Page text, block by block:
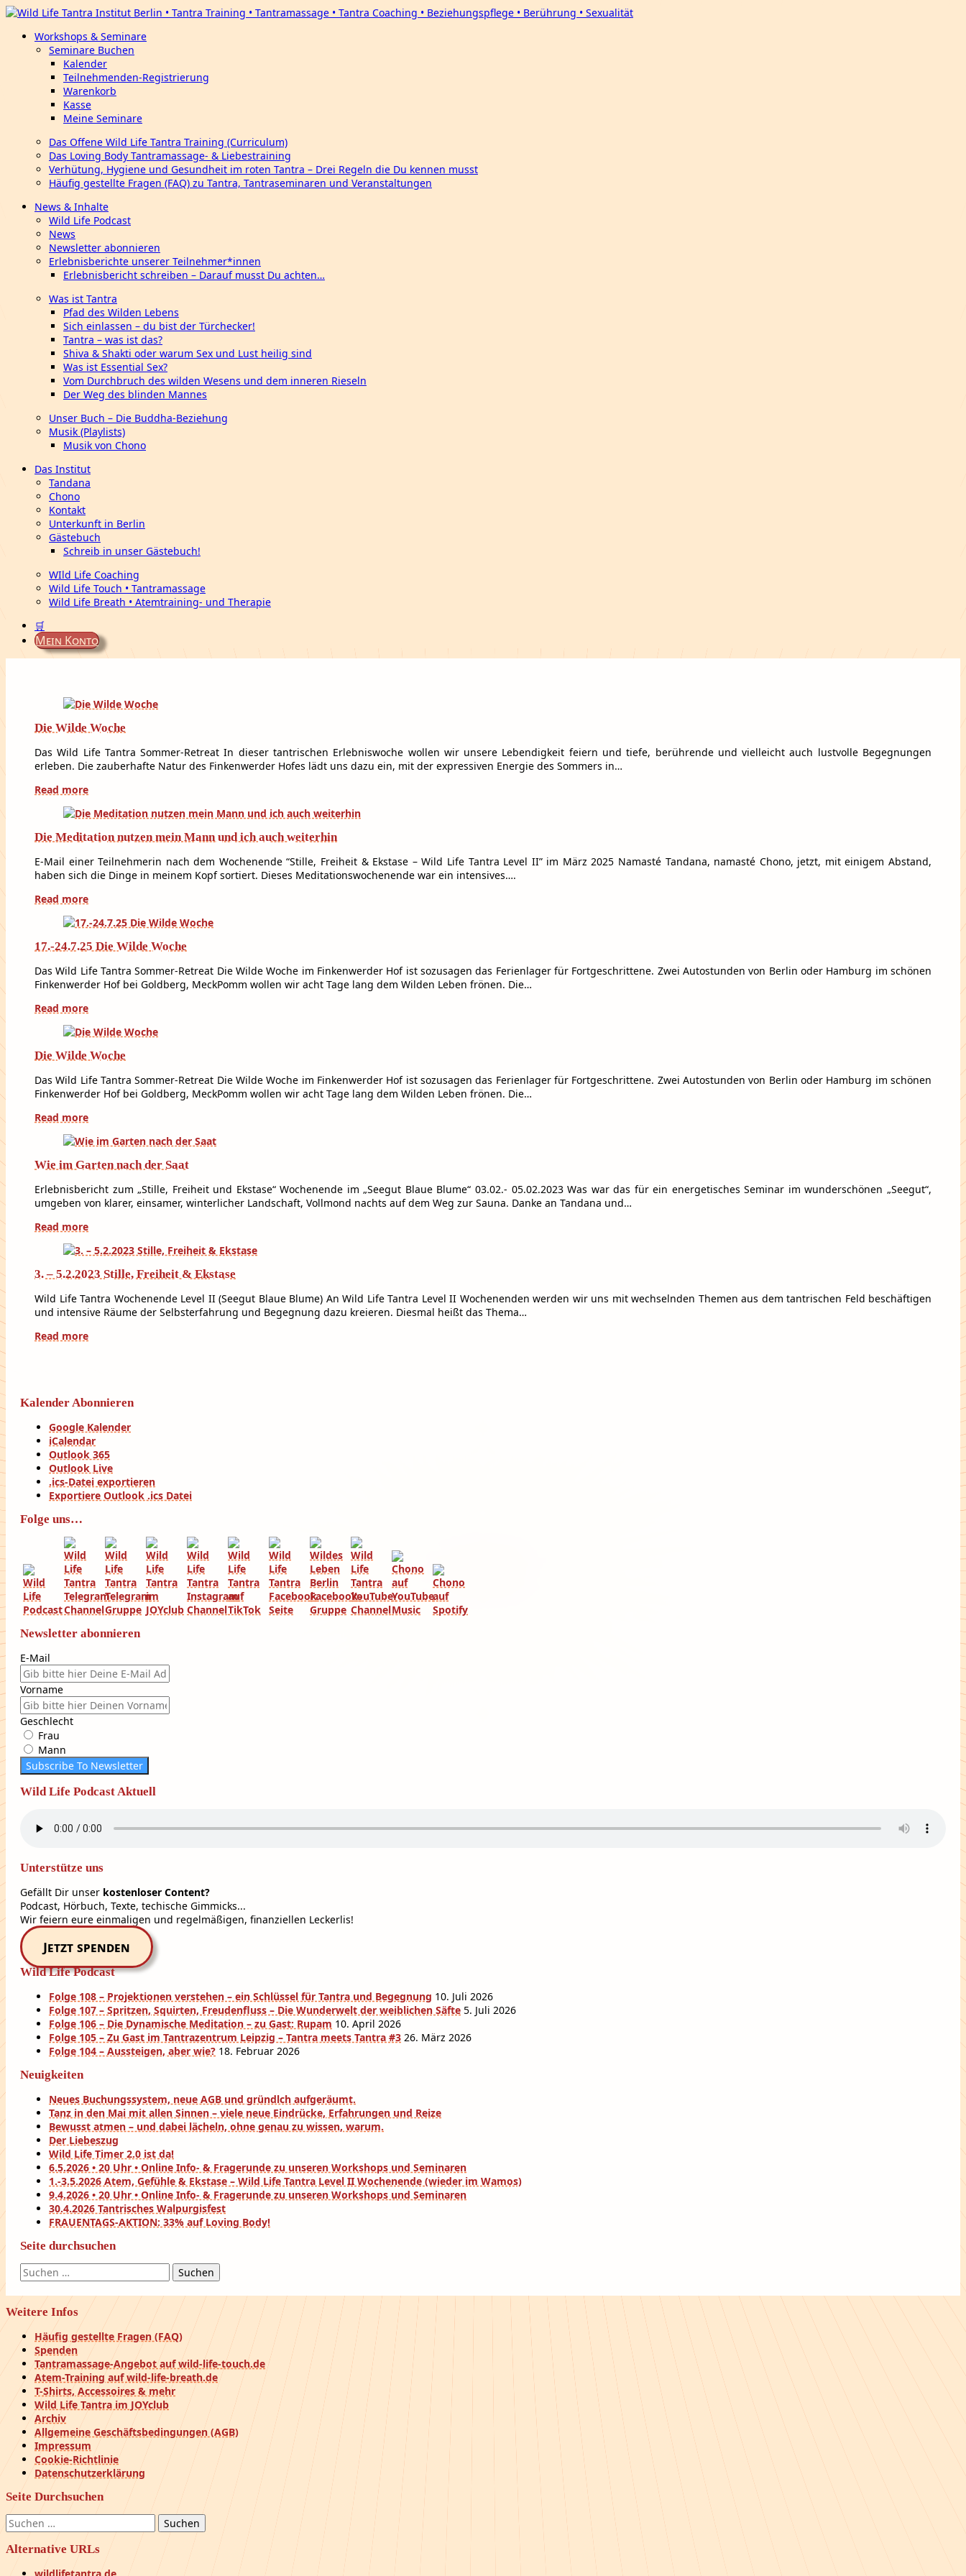
Workshops & Seminare
Seminare Buchen
Kalender
Teilnehmenden-Registrierung
Warenkorb
Kasse
Meine Seminare
Das Offene Wild Life Tantra Training (Curriculum)
Das Loving Body Tantramassage- & Liebestraining
Verhütung, Hygiene und Gesundheit im roten Tantra – Drei Regeln die Du kennen musst
Häufig gestellte Fragen (FAQ) zu Tantra, Tantraseminaren und Veranstaltungen
News & Inhalte
Wild Life Podcast
News
Newsletter abonnieren
Erlebnisberichte unserer Teilnehmer*innen
Erlebnisbericht schreiben – Darauf musst Du achten…
Was ist Tantra
Pfad des Wilden Lebens
Sich einlassen – du bist der Türchecker!
Tantra – was ist das?
Shiva & Shakti oder warum Sex und Lust heilig sind
Was ist Essential Sex?
Vom Durchbruch des wilden Wesens und dem inneren Rieseln
Der Weg des blinden Mannes
Unser Buch – Die Buddha-Beziehung
Musik (Playlists)
Musik von Chono
Das Institut
Tandana
Chono
Kontakt
Unterkunft in Berlin
Gästebuch
Schreib in unser Gästebuch!
WIld Life Coaching
Wild Life Touch • Tantramassage
Wild Life Breath • Atemtraining- und Therapie
🛒
Mein Konto
Die Wilde Woche
Das Wild Life Tantra Sommer-Retreat In dieser tantrischen Erlebniswoche wollen wir unsere Lebendigkeit feiern und tiefe, berührende und vielleicht auch lustvolle Begegnungen
erleben. Die zauberhafte Natur des Finkenwerder Hofes lädt uns dazu ein, mit der expressiven Energie des Sommers in…
Read more
Die Meditation nutzen mein Mann und ich auch weiterhin
E-Mail einer Teilnehmerin nach dem Wochenende “Stille, Freiheit & Ekstase – Wild Life Tantra Level II” im März 2025 Namasté Tandana, namasté Chono, jetzt, mit einigem Abstand,
haben sich die Dinge in meinem Kopf sortiert. Dieses Meditationswochenende war ein intensives….
Read more
17.-24.7.25 Die Wilde Woche
Das Wild Life Tantra Sommer-Retreat Die Wilde Woche im Finkenwerder Hof ist sozusagen das Ferienlager für Fortgeschrittene. Zwei Autostunden von Berlin oder Hamburg im schönen
Finkenwerder Hof bei Goldberg, MeckPomm wollen wir acht Tage lang dem Wilden Leben frönen. Die…
Read more
Die Wilde Woche
Das Wild Life Tantra Sommer-Retreat Die Wilde Woche im Finkenwerder Hof ist sozusagen das Ferienlager für Fortgeschrittene. Zwei Autostunden von Berlin oder Hamburg im schönen
Finkenwerder Hof bei Goldberg, MeckPomm wollen wir acht Tage lang dem Wilden Leben frönen. Die…
Read more
Wie im Garten nach der Saat
Erlebnisbericht zum „Stille, Freiheit und Ekstase“ Wochenende im „Seegut Blaue Blume“ 03.02.- 05.02.2023 Was war das für ein energetisches Seminar im wunderschönen „Seegut“,
umgeben von klarer, einsamer, winterlicher Landschaft, Vollmond nachts auf dem Weg zur Sauna. Danke an Tandana und…
Read more
3. – 5.2.2023 Stille, Freiheit & Ekstase
Wild Life Tantra Wochenende Level II (Seegut Blaue Blume) An Wild Life Tantra Level II Wochenenden werden wir uns mit wechselnden Themen aus dem tantrischen Feld beschäftigen
und intensive Räume der Selbsterfahrung und Begegnung dazu kreieren. Diesmal heißt das Thema…
Read more
Kalender Abonnieren
Google Kalender
iCalendar
Outlook 365
Outlook Live
.ics-Datei exportieren
Exportiere Outlook .ics Datei
Folge uns…
Newsletter abonnieren
E-Mail
Vorname
Geschlecht
Frau
Mann
Subscribe To Newsletter
Wild Life Podcast Aktuell
Unterstütze uns
Gefällt Dir unser kostenloser Content?
Podcast, Hörbuch, Texte, techische Gimmicks...
Wir feiern eure einmaligen und regelmäßigen, finanziellen Leckerlis!
Jetzt spenden
Wild Life Podcast
Folge 108 – Projektionen verstehen – ein Schlüssel für Tantra und Begegnung 10. Juli 2026
Folge 107 – Spritzen, Squirten, Freudenfluss – Die Wunderwelt der weiblichen Säfte 5. Juli 2026
Folge 106 – Die Dynamische Meditation – zu Gast: Rupam 10. April 2026
Folge 105 – Zu Gast im Tantrazentrum Leipzig – Tantra meets Tantra #3 26. März 2026
Folge 104 – Aussteigen, aber wie? 18. Februar 2026
Neuigkeiten
Neues Buchungssystem, neue AGB und gründlch aufgeräumt.
Tanz in den Mai mit allen Sinnen – viele neue Eindrücke, Erfahrungen und Reize
Bewusst atmen – und dabei lächeln, ohne genau zu wissen, warum.
Der Liebeszug
Wild Life Timer 2.0 ist da!
6.5.2026 • 20 Uhr • Online Info- & Fragerunde zu unseren Workshops und Seminaren
1.-3.5.2026 Atem, Gefühle & Ekstase – Wild Life Tantra Level II Wochenende (wieder im Wamos)
9.4.2026 • 20 Uhr • Online Info- & Fragerunde zu unseren Workshops und Seminaren
30.4.2026 Tantrisches Walpurgisfest
FRAUENTAGS-AKTION: 33% auf Loving Body!
Seite durchsuchen
Suchen
nach:
Weitere Infos
Häufig gestellte Fragen (FAQ)
Spenden
Tantramassage-Angebot auf wild-life-touch.de
Atem-Training auf wild-life-breath.de
T-Shirts, Accessoires & mehr
Wild Life Tantra im JOYclub
Archiv
Allgemeine Geschäftsbedingungen (AGB)
Impressum
Cookie-Richtlinie
Datenschutzerklärung
Seite Durchsuchen
Suchen
nach:
Alternative URLs